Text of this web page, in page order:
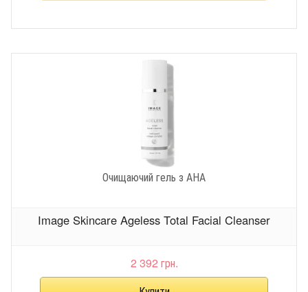
Очищаючий гель з АНА
Image Skincare Ageless Total Facial Cleanser
2 392 грн.